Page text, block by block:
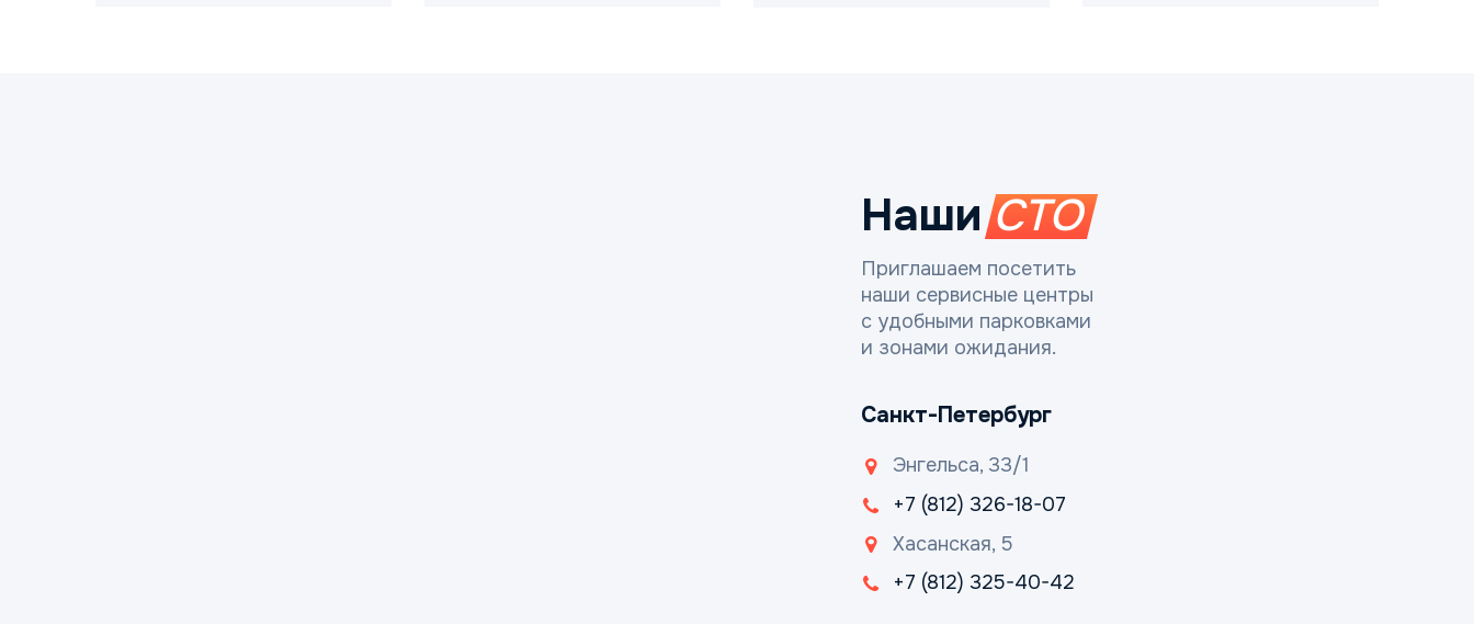
НашиСТО
Приглашаем посетить
наши сервисные центры
с удобными парковками
и зонами ожидания.
Санкт-Петербург
Энгельса, 33/1
+7 (812) 326-18-07
Хасанская, 5
+7 (812) 325-40-42